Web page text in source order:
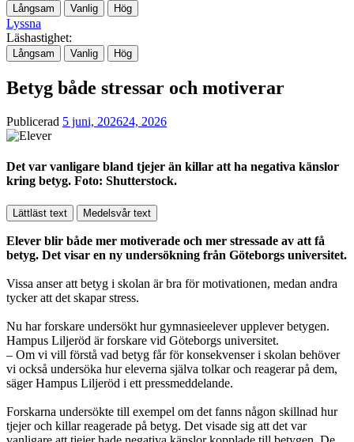
Långsam Vanlig Hög
Lyssna
Läshastighet:
Långsam Vanlig Hög
Betyg både stressar och motiverar
Publicerad 5 juni, 202624, 2026
Det var vanligare bland tjejer än killar att ha negativa känslor
kring betyg. Foto: Shutterstock.
Lättläst text Medelsvår text
Elever blir både mer motiverade och mer stressade av att få
betyg. Det visar en ny undersökning från Göteborgs universitet.
Vissa anser att betyg i skolan är bra för motivationen, medan andra
tycker att det skapar stress.
Nu har forskare undersökt hur gymnasieelever upplever betygen.
Hampus Liljeröd är forskare vid Göteborgs universitet.
– Om vi vill förstå vad betyg får för konsekvenser i skolan behöver
vi också undersöka hur eleverna själva tolkar och reagerar på dem,
säger Hampus Liljeröd i ett pressmeddelande.
Forskarna undersökte till exempel om det fanns någon skillnad hur
tjejer och killar reagerade på betyg. Det visade sig att det var